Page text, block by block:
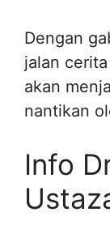
Dengan
jalan
akan
nantikan
Info